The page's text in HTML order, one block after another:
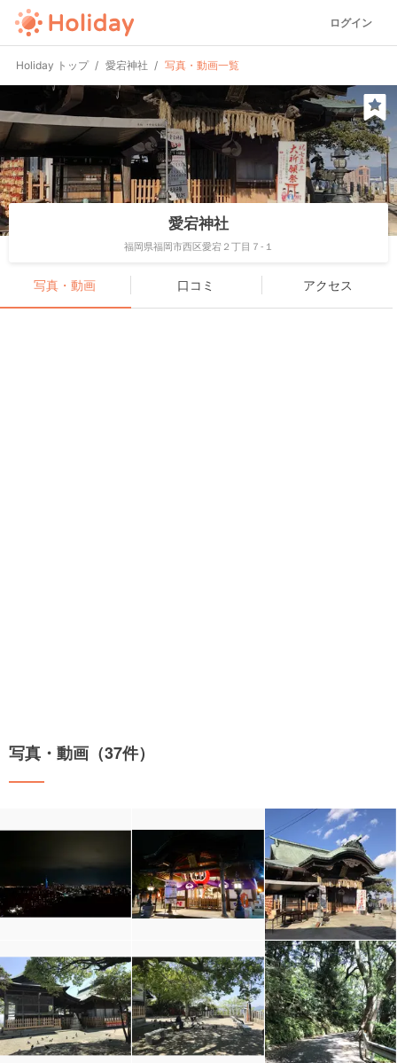
ログイン
Holiday トップ 愛宕神社 写真・動画一覧
愛宕神社
福岡県福岡市西区愛宕２丁目７-１
写真・動画 口コミ アクセス
写真・動画（37件）